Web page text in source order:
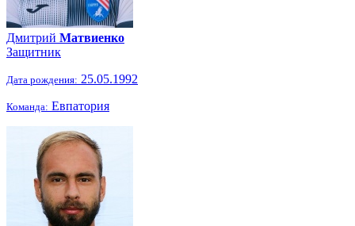
Дмитрий Матвиенко
Защитник
Дата рождения: 25.05.1992
Команда: Евпатория